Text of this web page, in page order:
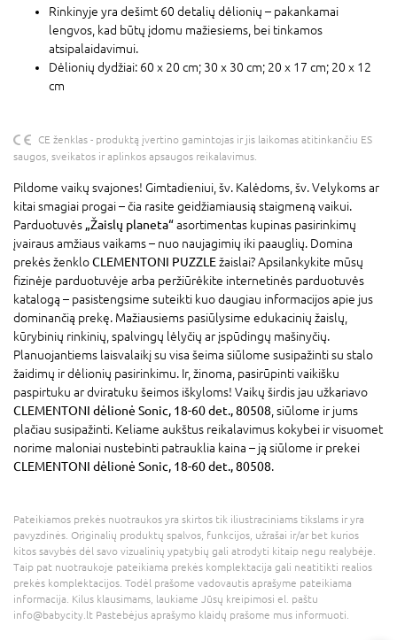
Rinkinyje yra dešimt 60 detalių dėlionių – pakankamai
lengvos, kad būtų įdomu mažiesiems, bei tinkamos
atsipalaidavimui.
Dėlionių dydžiai: 60 x 20 cm; 30 x 30 cm; 20 x 17 cm; 20 x 12
cm
CE ženklas - produktą įvertino gamintojas ir jis laikomas atitinkančiu ES
saugos, sveikatos ir aplinkos apsaugos reikalavimus.
Pildome vaikų svajones! Gimtadieniui, šv. Kalėdoms, šv. Velykoms ar
kitai smagiai progai – čia rasite geidžiamiausią staigmeną vaikui.
Parduotuvės „Žaislų planeta“asortimentas kupinas pasirinkimų
įvairaus amžiaus vaikams – nuo naujagimių iki paauglių. Domina
prekės ženkloCLEMENTONI PUZZLEžaislai? Apsilankykite mūsų
fizinėje parduotuvėje arba peržiūrėkite internetinės parduotuvės
katalogą – pasistengsime suteikti kuo daugiau informacijos apie jus
dominančią prekę. Mažiausiems pasiūlysime edukacinių žaislų,
kūrybinių rinkinių, spalvingų lėlyčių ar įspūdingų mašinyčių.
Planuojantiems laisvalaikį su visa šeima siūlome susipažinti su stalo
žaidimų ir dėlionių pasirinkimu. Ir, žinoma, pasirūpinti vaikišku
paspirtuku ar dviratuku šeimos iškyloms! Vaikų širdis jau užkariavo
CLEMENTONI dėlionė Sonic, 18-60 det., 80508 , siūlome ir jums
plačiau susipažinti. Keliame aukštus reikalavimus kokybei ir visuomet
norime maloniai nustebinti patrauklia kaina – ją siūlome ir prekei
CLEMENTONI dėlionė Sonic, 18-60 det., 80508.
Pateikiamos prekės nuotraukos yra skirtos tik iliustraciniams tikslams ir yra
pavyzdinės. Originalių produktų spalvos, funkcijos, užrašai ir/ar bet kurios
kitos savybės dėl savo vizualinių ypatybių gali atrodyti kitaip negu realybėje.
Taip pat nuotraukoje pateikiama prekės komplektacija gali neatitikti realios
prekės komplektacijos. Todėl prašome vadovautis aprašyme pateikiama
informacija. Kilus klausimams, laukiame Jūsų kreipimosi el. paštu
info@babycity.lt Pastebėjus aprašymo klaidų prašome mus informuoti.